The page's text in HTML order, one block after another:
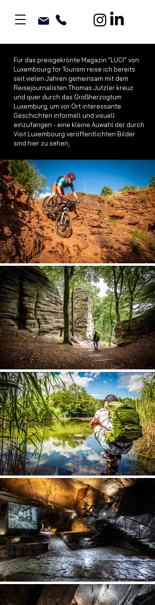
Für das preisgekrönte Magazin "LUCI“ von
Luxembourg for Tourism reise ich bereits
seit vielen Jahren gemeinsam mit dem
Reisejournalisten Thomas Jutzler kreuz
und quer durch das Großherzogtum
Luxemburg, um vor Ort interessante
Geschichten informell und visuell
einzufangen - eine kleine Auwahl der durch
Visit Luxembourg veröffentlichten Bilder
sind hier zu sehen